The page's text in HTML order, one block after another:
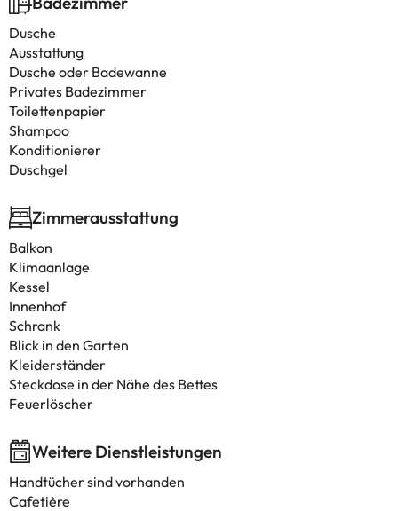
Dusche
Ausstattung
Dusche oder Badewanne
Privates Badezimmer
Toilettenpapier
Shampoo
Konditionierer
Duschgel
Zimmerausstattung
Balkon
Klimaanlage
Kessel
Innenhof
Schrank
Blick in den Garten
Kleiderständer
Steckdose in der Nähe des Bettes
Feuerlöscher
Weitere Dienstleistungen
Handtücher sind vorhanden
Cafetière